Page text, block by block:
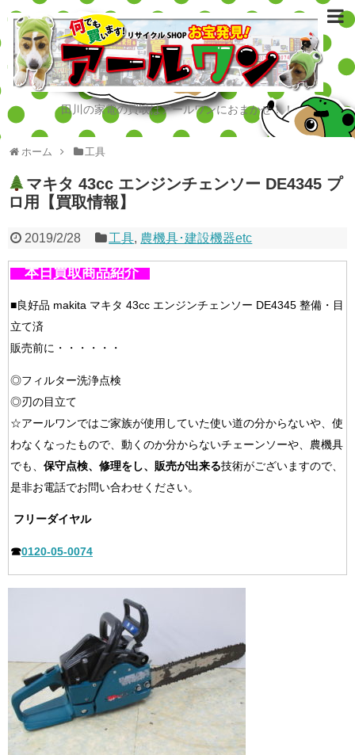
田川の家電の買取はアールワンにおまかせ！！
ホーム 工具
マキタ 43cc エンジンチェンソー DE4345 プ
ロ用【買取情報】
2019/2/28 工具, 農機具･建設機器etc
本日買取商品紹介
■良好品 makita マキタ 43cc エンジンチェンソー DE4345 整備・目
立て済
販売前に・・・・・・
◎フィルター洗浄点検
◎刃の目立て
☆アールワンではご家族が使用していた使い道の分からないや、使
わなくなったもので、動くのか分からないチェーンソーや、農機具
でも、 保守点検、修理をし、販売が出来る技術がございますので、
是非お電話でお問い合わせください。
フリーダイヤル
☎0120-05-0074